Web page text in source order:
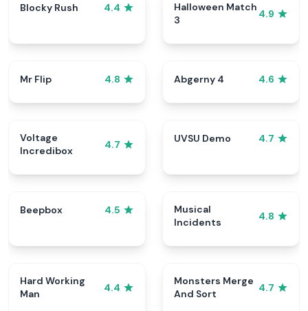
Blocky Rush 4.4
Halloween Match
3
4.9
Mr Flip 4.8 Abgerny 4 4.6
Voltage
Incredibox
4.7
UVSU Demo 4.7
Beepbox 4.5
Musical
Incidents
4.8
Hard Working
Man
4.4
Monsters Merge
And Sort
4.7